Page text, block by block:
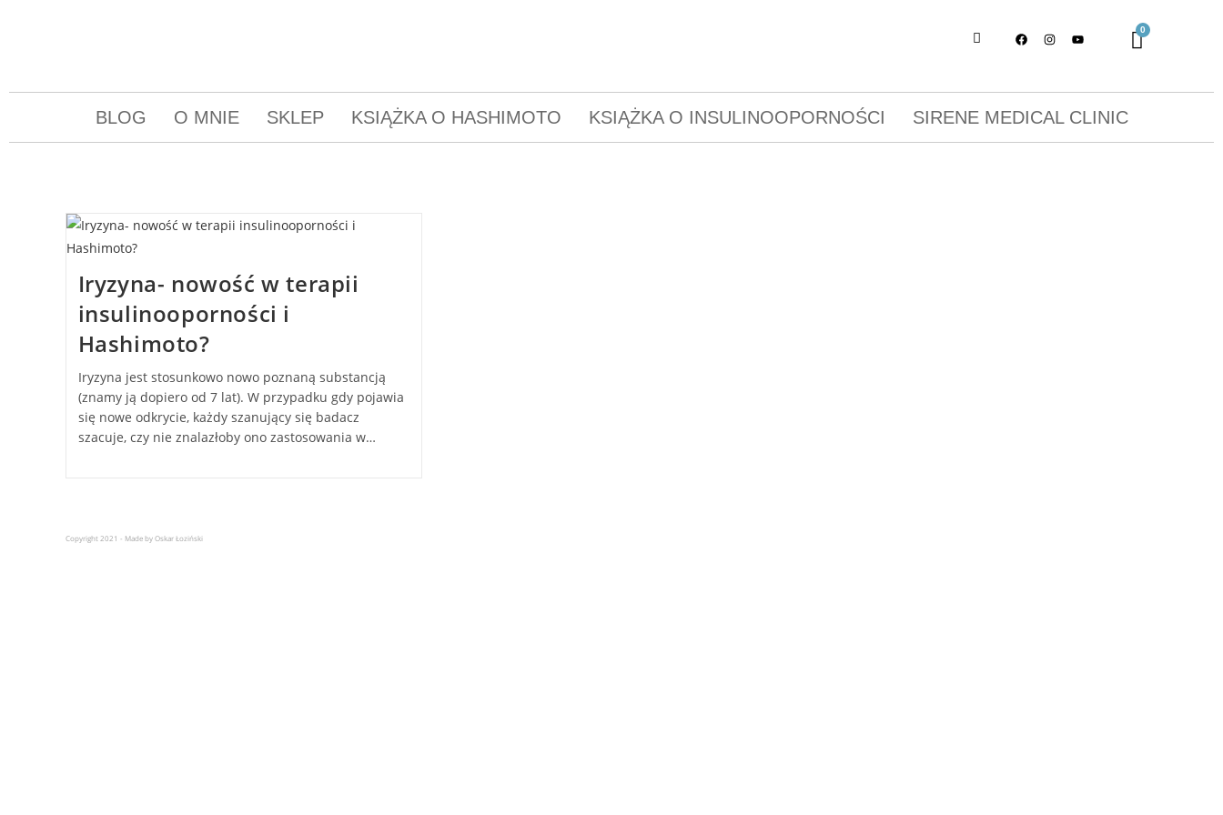
BLOG O MNIE SKLEP KSIĄŻKA O HASHIMOTO KSIĄŻKA O INSULINOOPORNOŚCI SIRENE MEDICAL CLINIC
Iryzyna- nowość w terapii
insulinooporności i
Hashimoto?
Iryzyna jest stosunkowo nowo poznaną substancją
(znamy ją dopiero od 7 lat). W przypadku gdy pojawia
się nowe odkrycie, każdy szanujący się badacz
szacuje, czy nie znalazłoby ono zastosowania w…
Copyright 2021 - Made by Oskar Łoziński